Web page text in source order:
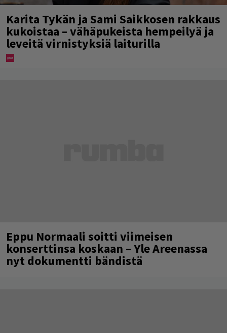
Karita Tykän ja Sami Saikkosen rakkaus
kukoistaa – vähäpukeista hempeilyä ja
leveitä virnistyksiä laiturilla
Eppu Normaali soitti viimeisen
konserttinsa koskaan – Yle Areenassa
nyt dokumentti bändistä